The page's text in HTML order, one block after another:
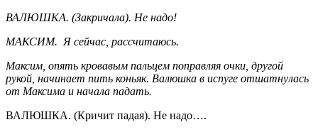
ВАЛЮШКА. (Закричала). Не надо!
МАКСИМ. Я сейчас, рассчитаюсь.
Максим, опять кровавым пальцем поправляя очки, другой
рукой, начинает пить коньяк. Валюшка в испуге отшатнулась
от Максима и начала падать.
ВАЛЮШКА. (Кричит падая). Не надо….